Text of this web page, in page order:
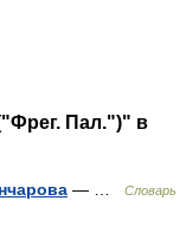
Пал.")" в
— …
Словарь